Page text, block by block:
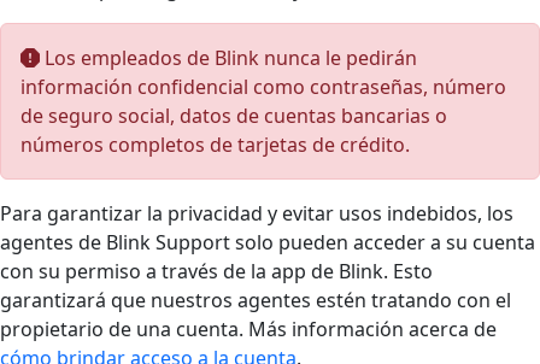
Los empleados de Blink nunca le pedirán
información confidencial como contraseñas, número
de seguro social, datos de cuentas bancarias o
números completos de tarjetas de crédito.
Para garantizar la privacidad y evitar usos indebidos, los
agentes de Blink Support solo pueden acceder a su cuenta
con su permiso a través de la app de Blink. Esto
garantizará que nuestros agentes estén tratando con el
propietario de una cuenta. Más información acerca de
cómo brindar acceso a la cuenta.